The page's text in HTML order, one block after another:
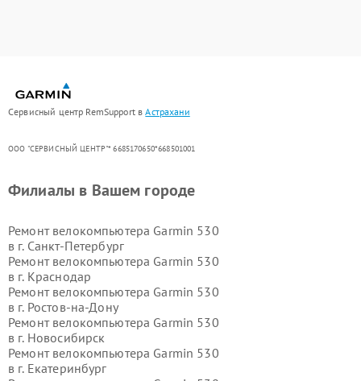
Сервисный центр RemSupport вАстрахани
ООО "СЕРВИСНЫЙ ЦЕНТР"* 6685170650*668501001
Филиалы в Вашем городе
Ремонт велокомпьютера Garmin 530
в г. Санкт-Петербург
Ремонт велокомпьютера Garmin 530
в г. Краснодар
Ремонт велокомпьютера Garmin 530
в г. Ростов-на-Дону
Ремонт велокомпьютера Garmin 530
в г. Новосибирск
Ремонт велокомпьютера Garmin 530
в г. Екатеринбург